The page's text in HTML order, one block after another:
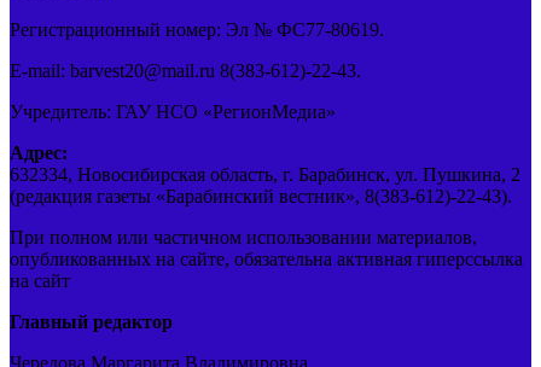
Регистрационный номер: Эл № ФС77-80619.
E-mail: barvest20@mail.ru 8(383-612)-22-43.
Учредитель: ГАУ НСО «РегионМедиа»
Адрес:
632334, Новосибирская область, г. Барабинск, ул. Пушкина, 2
(редакция газеты «Барабинский вестник», 8(383-612)-22-43).
При полном или частичном использовании материалов,
опубликованных на сайте, обязательна активная гиперссылка
на сайт
Главный редактор
Чередова Маргарита Владимировна